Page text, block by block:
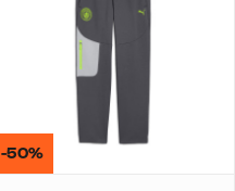
-50%